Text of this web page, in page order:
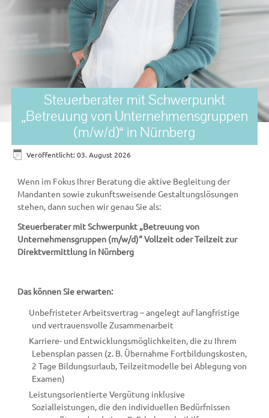
Steuerberater mit Schwerpunkt
„Betreuung von Unternehmensgruppen
(m/w/d)“ in Nürnberg
Veröffentlicht: 03. August 2026
Wenn im Fokus Ihrer Beratung die aktive Begleitung der
Mandanten sowie zukunfts­weisende Gestaltungslösungen
stehen, dann suchen wir genau Sie als:
Steuerberater mit Schwerpunkt „Betreuung von
Unternehmensgruppen (m/w/d)“ Vollzeit oder Teilzeit zur
Direktvermittlung in Nürnberg
Das können Sie erwarten:
Unbefristeter Arbeitsvertrag – angelegt auf langfristige
und vertrauensvolle Zusammenarbeit
Karriere- und Entwicklungsmöglichkeiten, die zu Ihrem
Lebensplan passen (z. B. Übernahme Fortbildungskosten,
2 Tage Bildungsurlaub, Teilzeitmodelle bei Ablegung von
Examen)
Leistungsorientierte Vergütung inklusive
Sozialleistungen, die den individuel­len Bedürfnissen